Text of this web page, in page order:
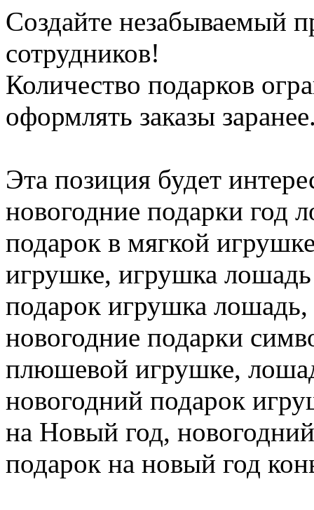
Создайте незабываемый
сотрудников!
Количество подарков
оформлять заказы
Эта позиция будет
новогодние подарки год
подарок в мягкой
игрушке, игрушка
подарок игрушка лошадь,
новогодние подарки
плюшевой игрушке,
новогодний подарок
на Новый год,
подарок на новый год